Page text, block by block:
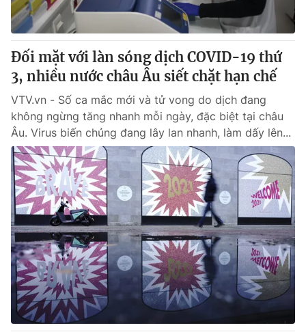
Đối mặt với làn sóng dịch COVID-19 thứ
3, nhiều nước châu Âu siết chặt hạn chế
VTV.vn - Số ca mắc mới và tử vong do dịch đang
không ngừng tăng nhanh mỗi ngày, đặc biệt tại châu
Âu. Virus biến chủng đang lây lan nhanh, làm dấy lên...